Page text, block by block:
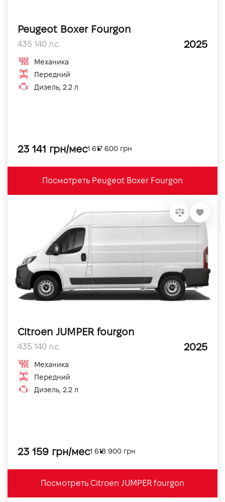
Peugeot Boxer Fourgon
435 140 л.с. 2025
Механика
Передний
Дизель, 2.2 л
23 141 грн/мес1 617 600 грн
Посмотреть Peugeot Boxer Fourgon
Citroen JUMPER fourgon
435 140 л.с. 2025
Механика
Передний
Дизель, 2.2 л
23 159 грн/мес1 618 900 грн
Посмотреть Citroen JUMPER fourgon